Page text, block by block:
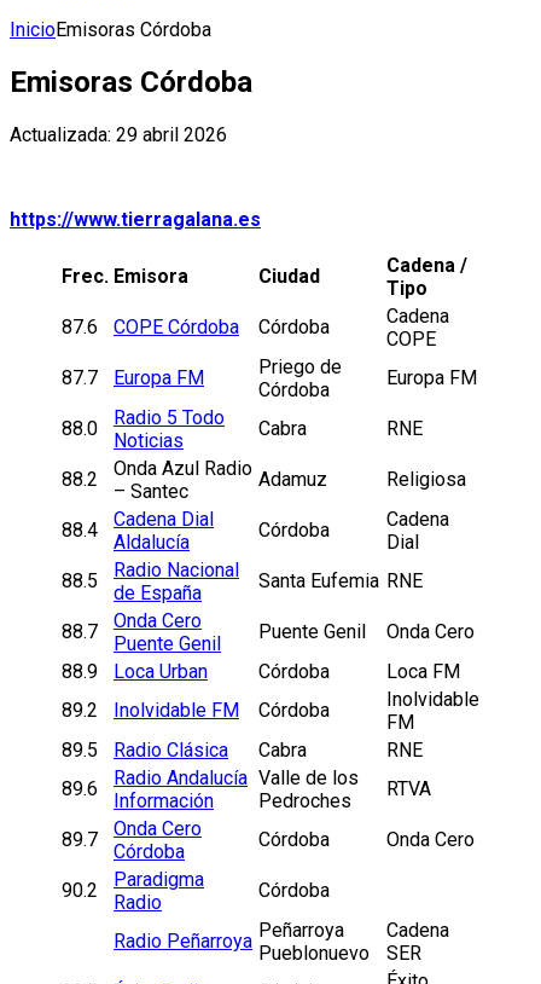
InicioEmisoras Córdoba
Emisoras Córdoba
Actualizada: 29 abril 2026
https://www.tierragalana.es
Frec. Emisora Ciudad
Cadena /
Tipo
87.6
COPE Córdoba Córdoba
Cadena
COPE
87.7
Europa FM
Priego de
Córdoba
Europa FM
88.0
Radio 5 Todo
Noticias
Cabra RNE
88.2
Onda Azul Radio
– Santec
Adamuz Religiosa
88.4
Cadena Dial
Aldalucía
Córdoba
Cadena
Dial
88.5
Radio Nacional
de España
Santa Eufemia RNE
88.7
Onda Cero
Puente Genil
Puente Genil
Onda Cero
88.9
Loca Urban Córdoba
Loca FM
89.2
Inolvidable FM Córdoba
Inolvidable
FM
89.5
Radio Clásica Cabra
RNE
89.6
Radio Andalucía
Información
Valle de los
Pedroches
RTVA
89.7
Onda Cero
Córdoba
Córdoba Onda Cero
90.2
Paradigma
Radio
Córdoba
Radio Peñarroya Peñarroya
Pueblonuevo
Cadena
SER